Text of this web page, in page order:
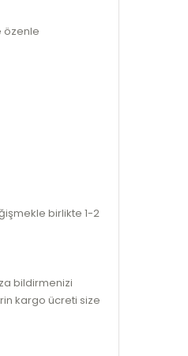
özenle
birlikte 1-2
bildirmenizi
kargo ücreti size